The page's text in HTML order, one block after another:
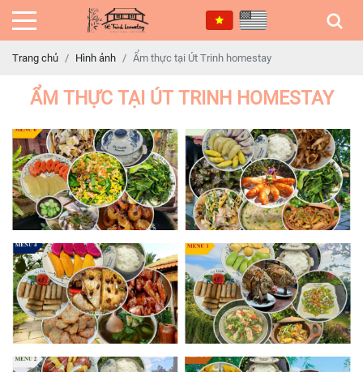
Trang chủ Hình ảnh Ẩm thực tại Út Trinh homestay
ẨM THỰC TẠI ÚT TRINH HOMESTAY